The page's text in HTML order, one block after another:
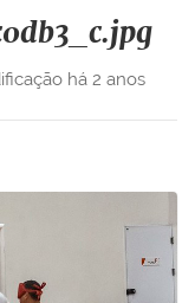
há 2 anos